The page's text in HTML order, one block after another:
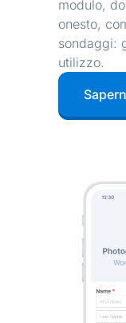
modulo,
onesto,
sondaggi:
utilizzo.
La